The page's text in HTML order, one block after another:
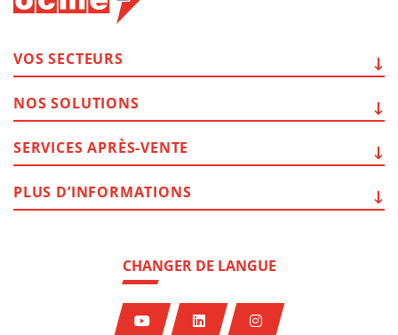
CHANGER DE LANGUE
VOS SECTEURS
NOS SOLUTIONS
SERVICES APRÈS-VENTE
PLUS D’INFORMATIONS